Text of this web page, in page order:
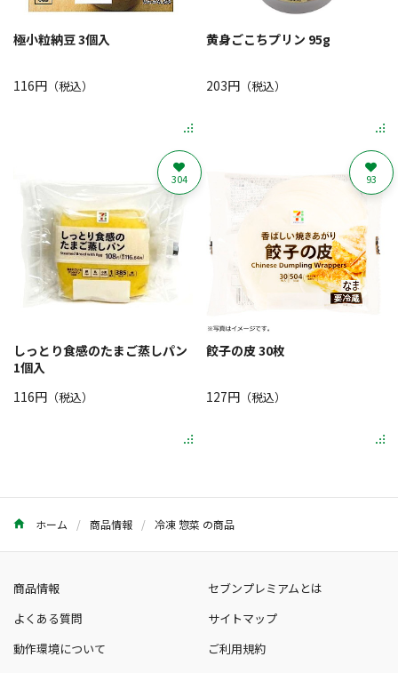
極小粒納豆 3個入
116円 （税込）
黄身ごこちプリン 95g
203円（税込）
しっとり食感のたまご蒸しパン
1個入
116円 （税込）
304
餃子の皮 30枚
127円（税込）
93
ホーム 商品情報 冷凍 惣菜 の商品
商品情報
セブンプレミアムとは
よくある質問
サイトマップ
動作環境について
ご利用規約